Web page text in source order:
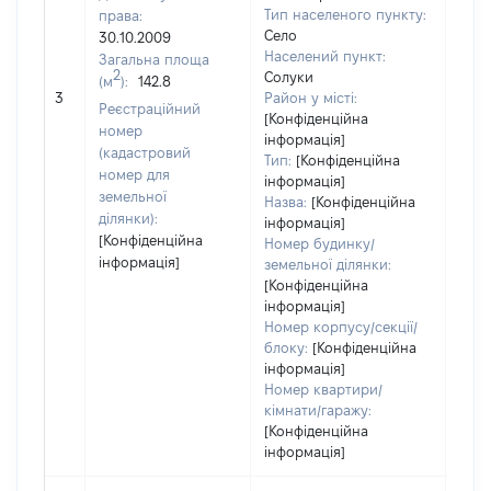
3
права:
30.10.2009
Загальна площа
(м2):
142.8
Реєстраційний
номер
(кадастровий
номер для
земельної
ділянки):
[Конфіденційна
інформація]
Тип населеного пункту:
Село
Населений пункт:
Солуки
Район у місті:
[Конфіденційна
інформація]
Тип: [Конфіденційна
інформація]
Назва: [Конфіденційна
інформація]
Номер будинку/
земельної ділянки:
[Конфіденційна
інформація]
Номер корпусу/секції/
блоку: [Конфіденційна
інформація]
Номер квартири/
кімнати/гаражу:
[Конфіденційна
інформація]